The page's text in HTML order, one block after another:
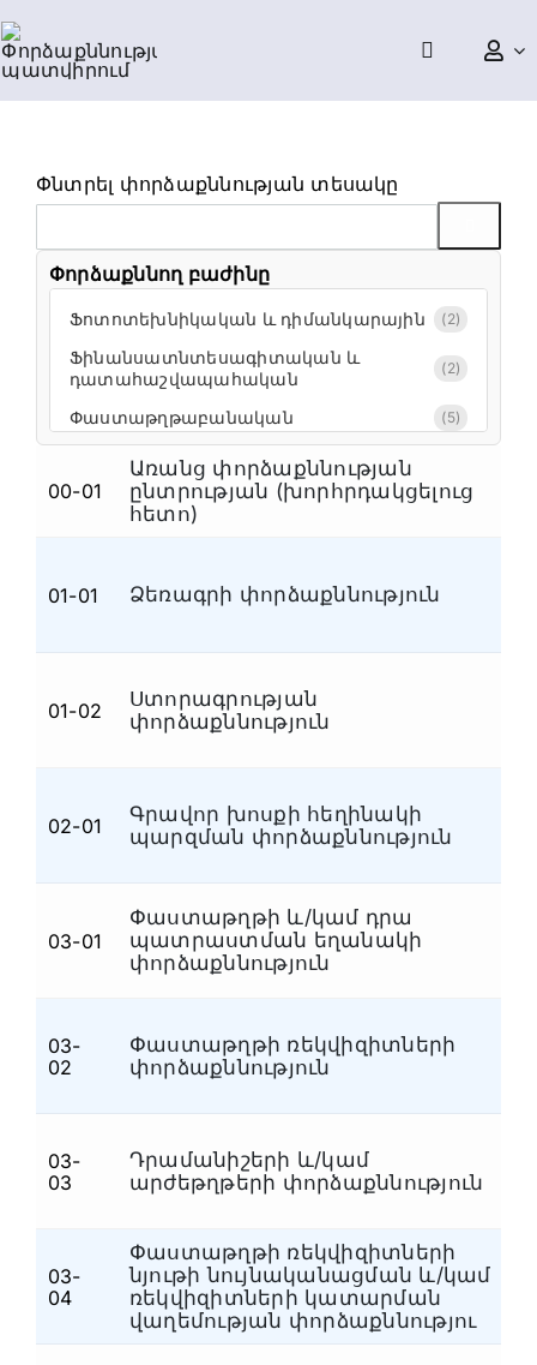
to
content
Փնտրել փորձաքննության տեսակը
Փորձաքննող բաժինը
Ֆոտոտեխնիկական և դիմանկարային (2)
Ֆինանսատնտեսագիտական և
դատահաշվապահական
(2)
Փաստաթղթաբանական (5)
Տեսաձայնագրային,
համակարգչատեխնիկական,
ֆոտոտեխնիկական, դիմանկարային
և լինգվիստիկական
(15)
Պայթունատեխնիկական
ճարտարագիտատեխնիկական
(3)
Նյութագիտական,
հրդեհատեխնիկական և
էլեկտրատեխնիկական
Նյութագիտական
փաստաթղթաբանական
Ձեռագրաբանական
Ձգաբանական (3)
Հոգեբանական (5)
Հեղինակային (1)
Համակարգչատեխնիկական
Կենսաբանական, հողագիտական,
00-01
Առանց փորձաքննության
ընտրության (խորհրդակցելուց
հետո)
01-01 Ձեռագրի փորձաքննություն
01-02
Ստորագրության
փորձաքննություն
02-01
Գրավոր խոսքի հեղինակի
պարզման փորձաքննություն
03-01
Փաստաթղթի և/կամ դրա
պատրաստման եղանակի
փորձաքննություն
03-
02
Փաստաթղթի ռեկվիզիտների
փորձաքննություն
03-
03
Դրամանիշերի և/կամ
արժեթղթերի փորձաքննություն
03-
04
Փաստաթղթի ռեկվիզիտների
նյութի նույնականացման և/կամ
ռեկվիզիտների կատարման
վաղեմության փորձաքննությու